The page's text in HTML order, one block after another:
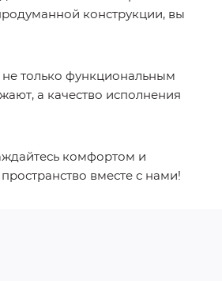
конструкции, вы
не только функциональным
а качество исполнения
комфортом и
вместе с нами!